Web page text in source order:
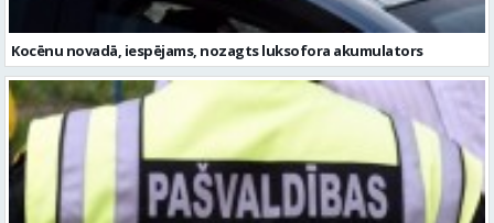
Kocēnu novadā, iespējams, nozagts luksofora akumulators